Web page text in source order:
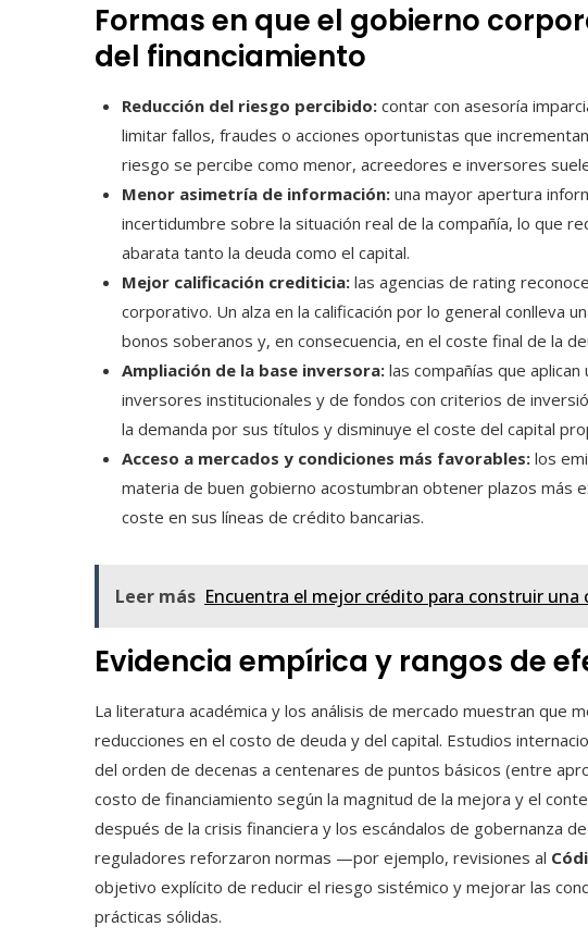
Formas en que el gobierno
del financiamiento
Reducción del riesgo percibido: contar con asesoría
limitar fallos, fraudes o acciones oportunistas que
riesgo se percibe como menor, acreedores e inversores
Menor asimetría de información: una mayor apertura
incertidumbre sobre la situación real de la compañía, lo que
abarata tanto la deuda como el capital.
Mejor calificación crediticia: las agencias de rating
corporativo. Un alza en la calificación por lo general conlleva
bonos soberanos y, en consecuencia, en el coste final de la
Ampliación de la base inversora: las compañías que
inversores institucionales y de fondos con criterios de
la demanda por sus títulos y disminuye el coste del capital
Acceso a mercados y condiciones más favorables: los
materia de buen gobierno acostumbran obtener plazos más
coste en sus líneas de crédito bancarias.
Leer más Encuentra el mejor crédito para construir una
Evidencia empírica y rangos de
La literatura académica y los análisis de mercado muestran que
reducciones en el costo de deuda y del capital. Estudios
del orden de decenas a centenares de puntos básicos (entre
costo de financiamiento según la magnitud de la mejora y el
después de la crisis financiera y los escándalos de gobernanza
reguladores reforzaron normas —por ejemplo, revisiones al
objetivo explícito de reducir el riesgo sistémico y mejorar las
prácticas sólidas.